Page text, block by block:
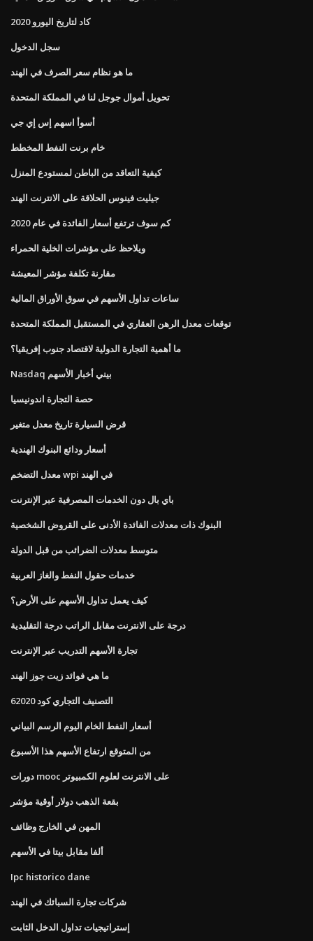
كاد لتاريخ اليورو 2020
سجل الدخول
ما هو نظام سعر الصرف في الهند
تحويل أموال جوجل لنا في المملكة المتحدة
أسوأ اسهم إس إي جي
خام برنت النفط المخطط
كيفية التعاقد من الباطن لمستودع المنزل
جيليت فينوس الحلاقة على الانترنت الهند
كم سوف ترتفع أسعار الفائدة في عام 2020
ويلاحظ على مؤشرات الخلية الحمراء
مقارنة تكلفة مؤشر المعيشة
ساعات تداول الأسهم في سوق الأوراق المالية
توقعات معدل الرهن العقاري في المستقبل المملكة المتحدة
ما أهمية التجارة الدولية لاقتصاد جنوب إفريقيا؟
Nasdaq بيني أخبار الأسهم
حصة التجارة اندونيسيا
قرض السيارة تاريخ معدل متغير
أسعار ودائع البنوك الهندية
معدل التضخم wpi في الهند
باي بال دون الخدمات المصرفية عبر الإنترنت
البنوك ذات معدلات الفائدة الأدنى على القروض الشخصية
متوسط ​​معدلات الضرائب من قبل الدولة
خدمات حقول النفط والغاز العربية
كيف يعمل تداول الأسهم على الأرض؟
درجة على الانترنت مقابل الراتب درجة التقليدية
تجارة الأسهم التدريب عبر الإنترنت
ما هي فوائد زيت جوز الهند
التصنيف التجاري كود 62020
أسعار النفط الخام اليوم الرسم البياني
من المتوقع ارتفاع الأسهم هذا الأسبوع
دورات mooc على الانترنت لعلوم الكمبيوتر
بقعة الذهب دولار أوقية مؤشر
المهن في الخارج وظائف
ألفا مقابل بيتا في الأسهم
Ipc historico dane
شركات تجارة السبائك في الهند
إستراتيجيات تداول الدخل الثابت